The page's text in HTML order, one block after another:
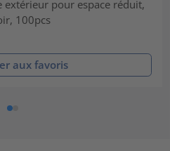
extérieur pour espace réduit,
100pcs
aux favoris